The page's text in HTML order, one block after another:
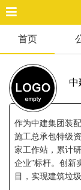
精选案例
建 筑
景 观
室 内
视 频
头条资讯
业 界
机 构
首页
中
作为中建集团装
施工总承包特级
家工作站，累计
企业”标杆。创新
目，实现建筑垃